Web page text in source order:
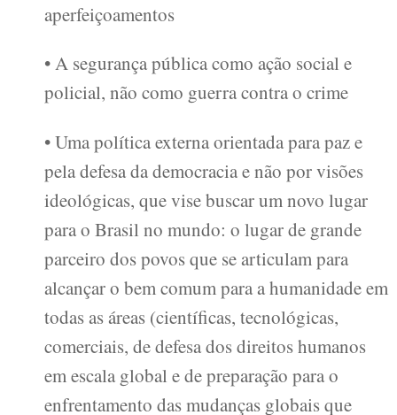
aperfeiçoamentos
• A segurança pública como ação social e
policial, não como guerra contra o crime
• Uma política externa orientada para paz e
pela defesa da democracia e não por visões
ideológicas, que vise buscar um novo lugar
para o Brasil no mundo: o lugar de grande
parceiro dos povos que se articulam para
alcançar o bem comum para a humanidade em
todas as áreas (científicas, tecnológicas,
comerciais, de defesa dos direitos humanos
em escala global e de preparação para o
enfrentamento das mudanças globais que